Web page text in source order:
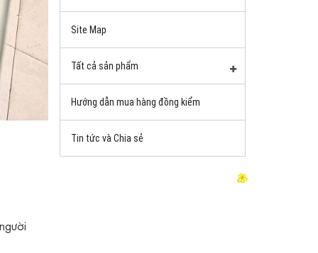
Site Map
Tất cả sản phẩm
Hướng dẫn mua hàng đồng kiểm
Tin tức và Chia sẻ